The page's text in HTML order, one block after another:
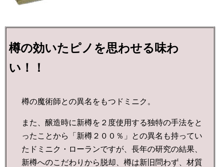
樽の効いたピノを思わせる味わ
い！！
樽の魔術師との異名をもつドミニク。
ま た、醸造時に新樽を２度使用する独特の手法をと
ったことから「新樽２００％」との異名も持ってい
たドミニク・ローランですが、長年の研究の結果、
新樽へのこだわりから脱却、樽は新旧問わず、材質